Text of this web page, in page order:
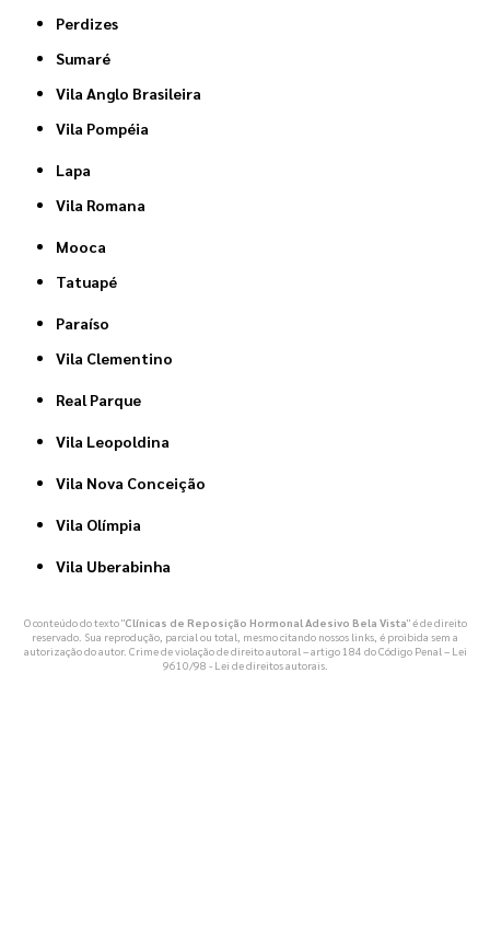
Perdizes
Sumaré
Vila Anglo Brasileira
Vila Pompéia
Lapa
Vila Romana
Mooca
Tatuapé
Paraíso
Vila Clementino
Real Parque
Vila Leopoldina
Vila Nova Conceição
Vila Olímpia
Vila Uberabinha
O conteúdo do texto "Clínicas de Reposição Hormonal Adesivo Bela Vista" é de direito
reservado. Sua reprodução, parcial ou total, mesmo citando nossos links, é proibida sem a
autorização do autor. Crime de violação de direito autoral – artigo 184 do Código Penal – Lei
9610/98 - Lei de direitos autorais.